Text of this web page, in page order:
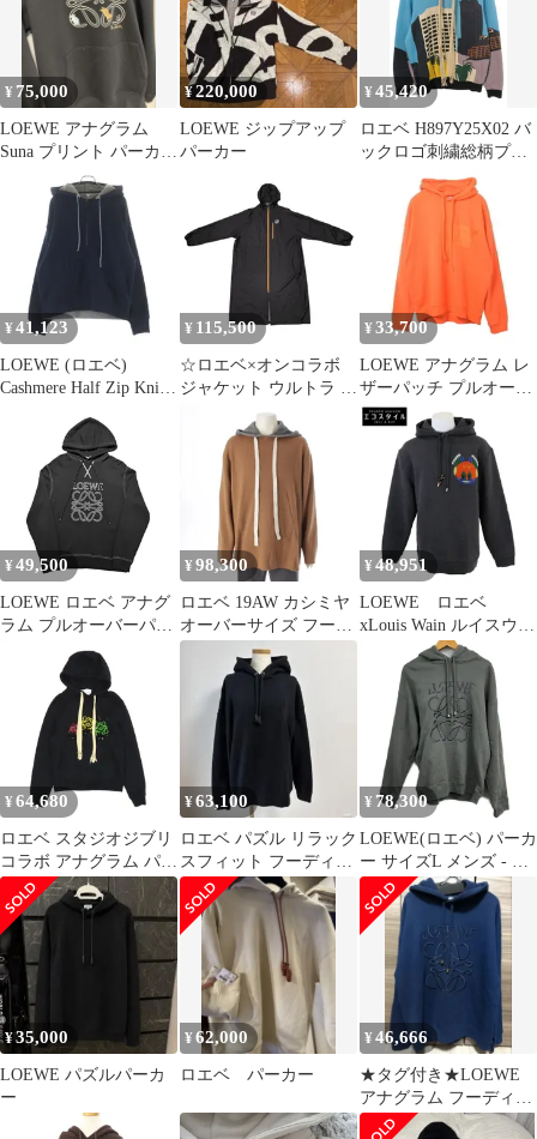
¥ 75,000
LOEWE アナグラム
Suna プリント パーカー
¥220,000
LOEWE ジップアップ
パーカー
¥45,420
ロエベ H897Y25X02 バ
ックロゴ刺繍総柄プリ
ントパーカー メンズ L
¥ 41,123
LOEWE (ロエベ)
Cashmere Half Zip Knit
ーフジップ プルオーバ
ーニットフーディー パ
ーカーネイビー
H526Y25X46
¥ 115,500
☆ロエベ×オンコラボ
ジャケット ウルトラ パ
ーカー テクニカルシェ
ル H929Y02W16 Sサイ
ズ ナイロン ロゴ ブラ
ック ブラウン Ultra
Parka LOEWE×On
¥ 33,700
LOEWE アナグラム レ
ザーパッチ プルオーバ
ー パーカ
¥ 49,500
LOEWE ロエベ アナグ
ラム プルオーバーパー
カー H526Y25X02 パー
カー フーディー 刺繡ロ
ゴ Sサイズ メンズ コッ
トン ブラック
¥ 98,300
ロエベ 19AW カシミヤ
オーバーサイズ フード
ニット パーカー フーデ
ィー プルオーバー トッ
プス H3299900CO ナチ
ュラル ブラウン グレー
L【中古】
¥ 48,951
LOEWE ロエベ
xLouis Wain ルイスウェ
イン【国内正規】
H526Y25J37 プルオーバ
ー パーカー/ L
¥ 64,680
ロエベ スタジオジブリ
コラボ アナグラム パー
カー S928Y25J02 メン
ズ ブラック
LOEWE【中古】 【ア
パレル・小物】
¥63,100
ロエベ パズル リラック
スフィット フーディー
パーカー size M
¥ 78,300
LOEWE(ロエベ) パーカ
ー サイズL メンズ - グ
レー 長袖
¥35,000
LOEWE パズルパーカ
ー
¥62,000
ロエベ パーカー
¥46,666
★タグ付き★LOEWE
アナグラム フーディー
S